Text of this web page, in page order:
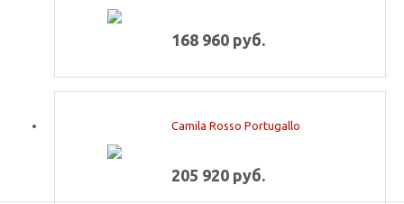
168 960 руб.
Camila Rosso Portugallo
205 920 руб.